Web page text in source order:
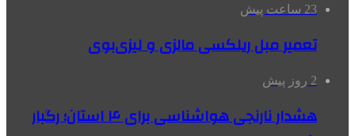
23 ساعت پیش
تعمیر مبل ریلکسی مالزی و لیزی‌بوی
2 روز پیش
هشدار نارنجی هواشناسی برای ۴ استان؛ رگبار